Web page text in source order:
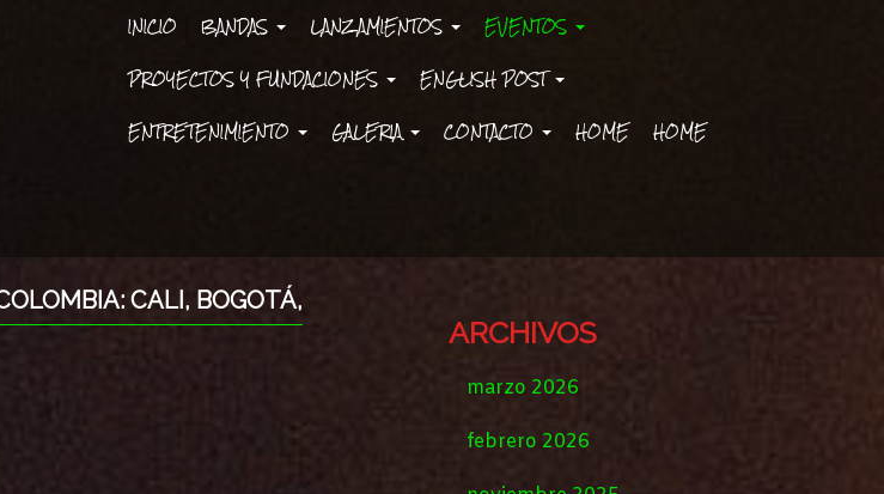
INICIO BANDAS LANZAMIENTOS
EVENTOS
PROYECTOS Y FUNDACIONES
ENGLISH POST
ENTRETENIMIENTO
GALERIA CONTACTO HOME HOME
CALI, BOGOTÁ,
ARCHIVOS
marzo 2026
febrero 2026